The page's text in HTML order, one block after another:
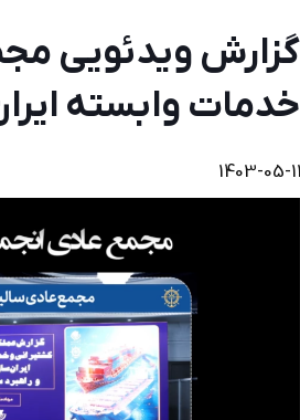
گزارش ویدئویی
خدمات وابسته
1403-05-11